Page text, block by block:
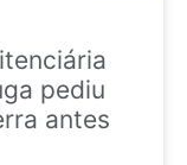
pediu
antes